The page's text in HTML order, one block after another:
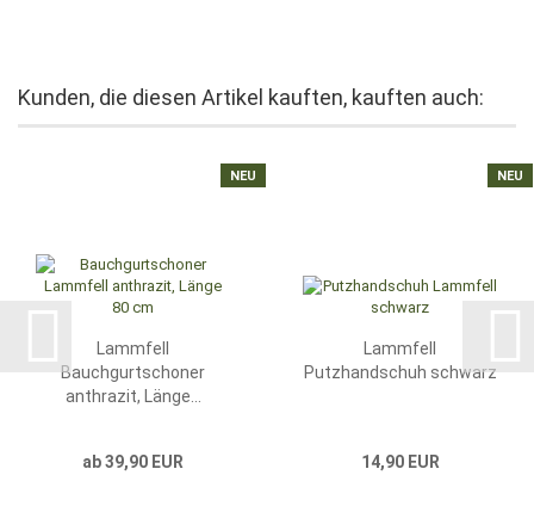
Kunden, die diesen Artikel kauften, kauften auch:
NEU
Lammfell
Bauchgurtschoner
anthrazit, Länge...
ab 39,90 EUR
NEU
Lammfell
Putzhandschuh schwarz
14,90 EUR